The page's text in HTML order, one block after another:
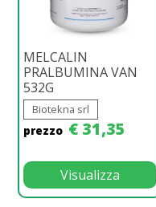
MELCALIN
PRALBUMINA VAN
532G
Biotekna srl
prezzo € 31,35
Visualizza